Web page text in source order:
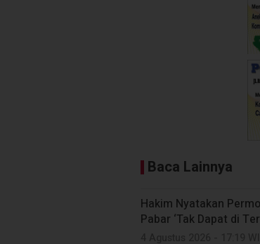
Baca Lainnya
Hakim Nyatakan
Pabar ‘Tak Dapat di